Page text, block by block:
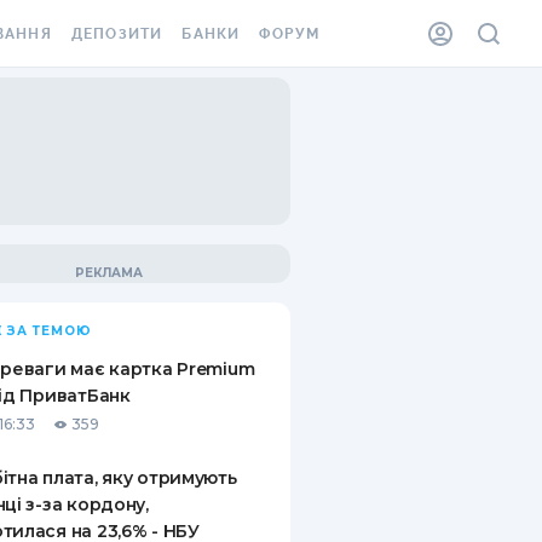
ВІНЬЄТКА
ВІД
ВИПАДКІВ
ДЕПОЗИТИ
ПИТАННЯ ТА ВІДПОВІДІ
ПУТІВНИКИ ПО
БАНКИ ФОРУМ
ЗА ТЕМОЮ
має картка Premium
ПриватБанк
359
плата, яку отримують
з-за кордону,
на 23,6% - НБУ